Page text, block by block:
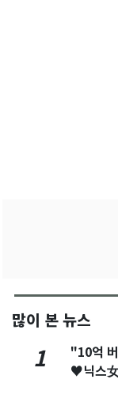
많이 본 뉴스
1
"10억
♥닉스